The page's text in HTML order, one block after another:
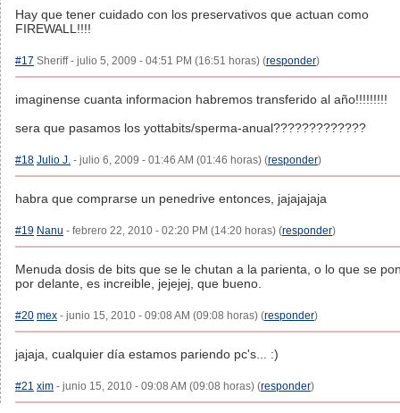
Hay que tener cuidado con los preservativos que actuan como
FIREWALL!!!!
#17 Sheriff - julio 5, 2009 - 04:51 PM (16:51 horas) (responder)
imaginense cuanta informacion habremos transferido al año!!!!!!!!!
sera que pasamos los yottabits/sperma-anual?????????????
#18 Julio J. - julio 6, 2009 - 01:46 AM (01:46 horas) (responder)
habra que comprarse un penedrive entonces, jajajajaja
#19 Nanu - febrero 22, 2010 - 02:20 PM (14:20 horas) (responder)
Menuda dosis de bits que se le chutan a la parienta, o lo que se
por delante, es increible, jejejej, que bueno.
#20 mex - junio 15, 2010 - 09:08 AM (09:08 horas) (responder)
jajaja, cualquier día estamos pariendo pc's... :)
#21 xim - junio 15, 2010 - 09:08 AM (09:08 horas) (responder)